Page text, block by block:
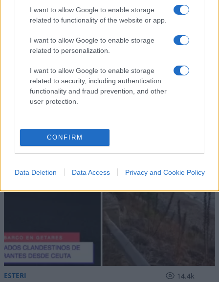
I want to allow Google to enable storage
related to functionality of the website or app.
I want to allow Google to enable storage
related to personalization.
I want to allow Google to enable storage
related to security, including authentication
functionality and fraud prevention, and other
user protection.
CONFIRM
Data Deletion Data Access Privacy and Cookie Policy
IL PIÙ LETTO DEL MESE
ESTERI 14.4k